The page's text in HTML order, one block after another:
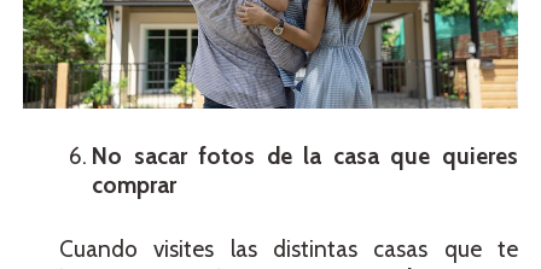
No sacar fotos de la casa que quieres
comprar
Cuando visites las distintas casas que te